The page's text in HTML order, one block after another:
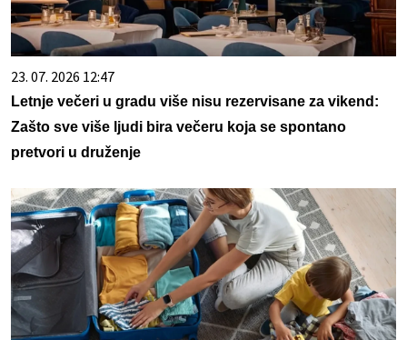
23. 07. 2026 12:47
Letnje večeri u gradu više nisu rezervisane za vikend:
Zašto sve više ljudi bira večeru koja se spontano
pretvori u druženje